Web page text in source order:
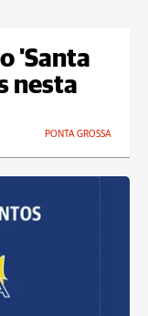
'Santa
nesta
PONTA GROSSA